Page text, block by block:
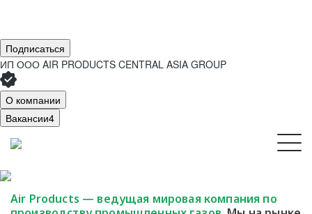
Подписаться
ИП ООО AIR PRODUCTS CENTRAL ASIA GROUP
О компании
Вакансии4
Air Products — ведущая мировая компания по